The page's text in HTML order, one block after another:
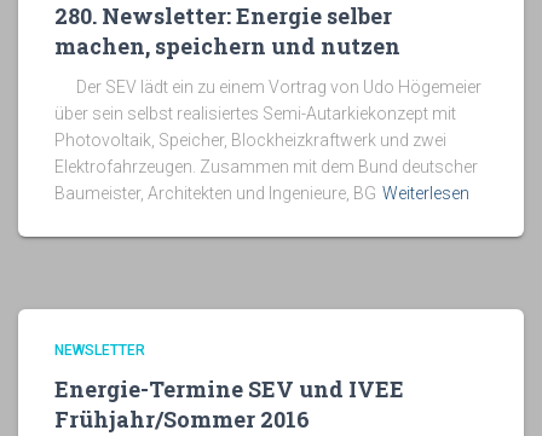
280. Newsletter: Energie selber
machen, speichern und nutzen
Der SEV lädt ein zu einem Vortrag von Udo Högemeier
über sein selbst realisiertes Semi-Autarkiekonzept mit
Photovoltaik, Speicher, Blockheizkraftwerk und zwei
Elektrofahrzeugen. Zusammen mit dem Bund deutscher
Baumeister, Architekten und Ingenieure, BG Weiterlesen
NEWSLETTER
Energie-Termine SEV und IVEE
Frühjahr/Sommer 2016